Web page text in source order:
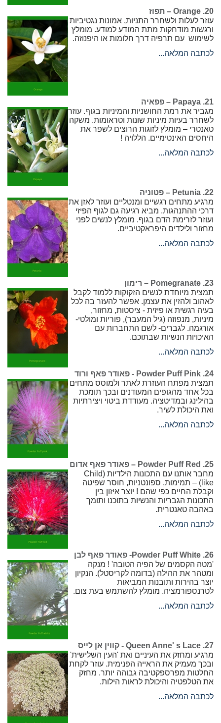
20. Orange – תפוז
עוזר לעלות ולשחרר התניות, אמונות נגטיביות
ורגשות מודחקות מתת המודע למודע. מומלץ
לשימוש עם תרפיה דרך חלומות או היפנוזה.
לכתבה המלאה...
21. Papaya – פפאיה
מגביר את רמת החושניות והמיניות בגוף. עוזר
לשחרר בעיות מיניות שונות וטראומות. משקה
טאנטרי – מומלץ לזוגות הרוצים לשפר את
היחסים האינטימיים. הללויה !
לכתבה המלאה...
22. Petunia – פטוניה
מרגיע מתחים רגשיים ומנטליים ועוזר לאזן את
דרכי ההתנהגות. מביא רגיעה גם לגוף הפיזי
ועוזר לזרימת הדם בגוף. מומלץ לנשים לפני
מחזור ולילדים היפראקטיביים.
לכתבה המלאה...
23. Pomegranate – רימון
תמצית מיוחדת לנשים הזקוקות ללמוד לקבל
לאהוב ולהזין את עצמן. אפשר להעזר בה לכל
בעיה רגשית או פיזית - ציסטות, מחזור,
מיניות, מנפוזה (גיל המעבר), פוריות ומולטי-
אורגמה. לגברים- לשם התחברות עם
האיכויות הנשיות שבתוכם.
לכתבה המלאה...
24. Powder Puff Pink - פאודר פאף ורוד
תמצית מפתח העוזרת לאתר ולמוסס מתחים
בכל אחד מהגופים המעודנים ובכך תומכת
בהילינג ובמדיטציה. מעודדת ביטוי ויצירתיות
ואת היכולת לשיר.
לכתבה המלאה...
25. Powder Puff Red – פאודר פאף אדום
מחבר אותנו עם התכונות הילדיות (Child
like) – תמימות, ספונטניות, חוסר שפיטה
וקבלת החיים כפי שהם ! יוצר איזון בין
התכונות הגבריות והנשיות בתוכנו ותומך
באהבה טאנטרית.
לכתבה המלאה...
26. Powder Puff White- פאודר פאף לבן
'מטה הקסמים של הפיה הטובה' ! מנקה
ומטהר את ההילה (בדומה לקריסטל). הנקיון
יוצר בהירות ותובנות המביאות
לטרנספורמציה. מומלץ להשתמש בעת צום.
לכתבה המלאה...
27. Queen Anne' s Lace - קווין אן לייס
מרגיע ומחזק את העיניים ואת 'העין השלישית'
ובכך מעמיק את הראייה הפנימית. עוזר לקחת
החלטות מפרספקטיבה גבוהה יותר. מחזק
את הטלפטיה והיכולת לראות הילות.
לכתבה המלאה...